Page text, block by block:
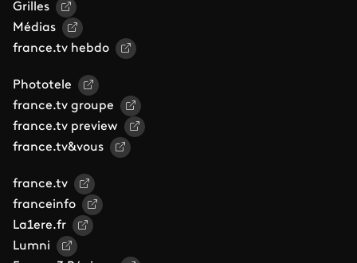
Grilles
Médias
france.tv hebdo
Phototele
france.tv groupe
france.tv preview
france.tv&vous
france.tv
franceinfo
La1ere.fr
Lumni